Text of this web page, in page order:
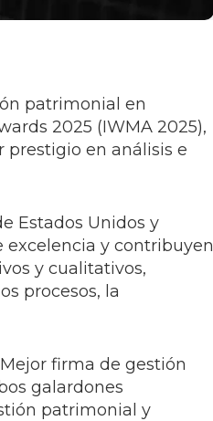
patrimonial en
2025 (IWMA 2025),
prestigio en análisis e
Estados Unidos y
y contribuyen
y cualitativos,
procesos, la
firma de gestión
galardones
patrimonial y